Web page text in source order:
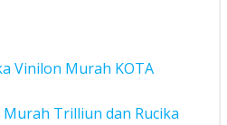
Vinilon Murah KOTA
Trilliun dan Rucika